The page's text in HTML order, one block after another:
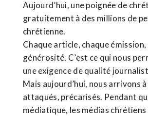
Aujourd’hui, une poignée de
gratuitement à des millions de
chrétienne.
Chaque article, chaque
générosité. C’est ce qui nous
une exigence de qualité
Mais aujourd’hui, nous arrivons
attaqués, précarisés. Pendant
médiatique, les médias